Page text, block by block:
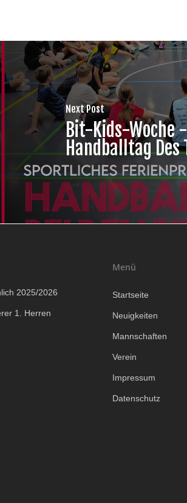
Next Post
Bit-Kids-Woche
Handballtag
2025/2026
1. Herren
Menü
Startseite
Neuigkeiten
Mannschaften
Verein
Impressum
Datenschutz